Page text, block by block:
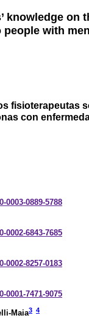
knowledge on
with
fisioterapeutas
con
0003-0889-5788
0002-6843-7685
0002-8257-0183
0001-7471-9075
Maia3 4